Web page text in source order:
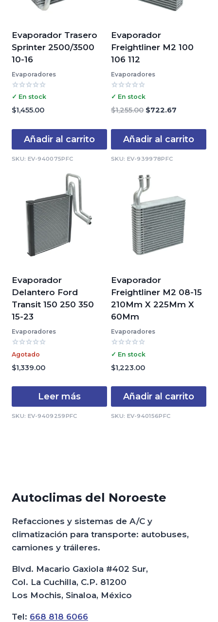
Evaporador Trasero
Sprinter 2500/3500
10-16
Evaporadores
Valorado
0
de
✓ En stock
$1,455.00
Añadir al carrito
SKU: EV-940075PFC
Evaporador
Freightliner M2 100
106 112
Evaporadores
Valorado
0
de
✓ En stock
$1,255.00 El
era:
$722.67
es:
Añadir al carrito
SKU: EV-939978PFC
Evaporador
Delantero Ford
Transit 150 250 350
15-23
Evaporadores
Valorado
con
0
de
Agotado
$1,339.00
Leer más
SKU: EV-9409259PFC
Evaporador
Freightliner M2 08-15
210Mm X 225Mm X
60Mm
Evaporadores
Valorado
0
de
✓ En stock
$1,223.00
Añadir al carrito
SKU: EV-940156PFC
Autoclimas del Noroeste
Refacciones y sistemas de A/C y
climatización para transporte: autobuses,
camiones y tráileres.
Blvd. Macario Gaxiola #402 Sur,
Col. La Cuchilla, C.P. 81200
Los Mochis, Sinaloa, México
Tel: 668 818 6066